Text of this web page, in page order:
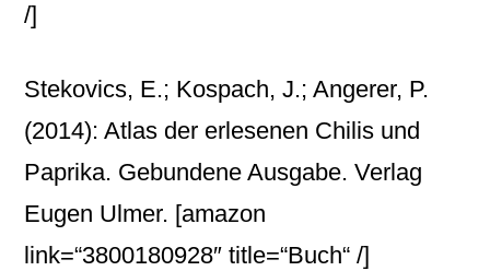
/]
Stekovics, E.; Kospach, J.; Angerer, P.
(2014): Atlas der erlesenen Chilis und
Paprika. Gebundene Ausgabe. Verlag
Eugen Ulmer. [amazon
link=“3800180928″ title=“Buch“ /]